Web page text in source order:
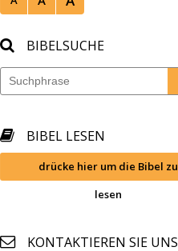
BIBELSUCHE
BIBEL LESEN
drücke hier um die Bibel zu
lesen
KONTAKTIEREN SIE UNS